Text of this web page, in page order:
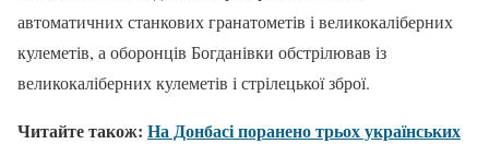
автоматичних станкових гранатометів і великокаліберних
кулеметів, а оборонців Богданівки обстрілював із
великокаліберних кулеметів і стрілецької зброї.
Читайте також: На Донбасі поранено трьох українських